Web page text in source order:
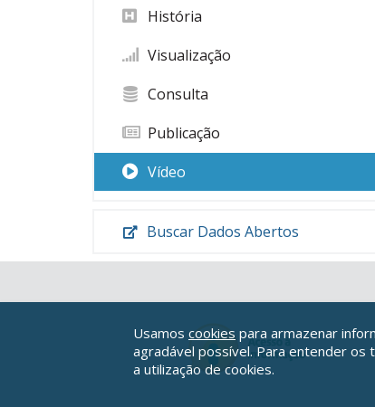
História
Visualização
Consulta
Publicação
Vídeo
Buscar Dados Abertos
Usamos cookies para armazenar
agradável possível. Para entender os
a utilização de cookies.